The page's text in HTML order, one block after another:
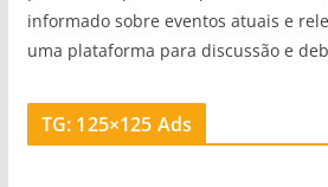
informado sobre eventos atuais e
uma plataforma para discussão e
TG: 125×125 Ads